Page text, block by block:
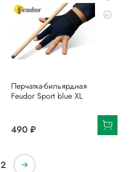
Перчатка-бильярдная
Feudor Sport blue XL
490 ₽
2